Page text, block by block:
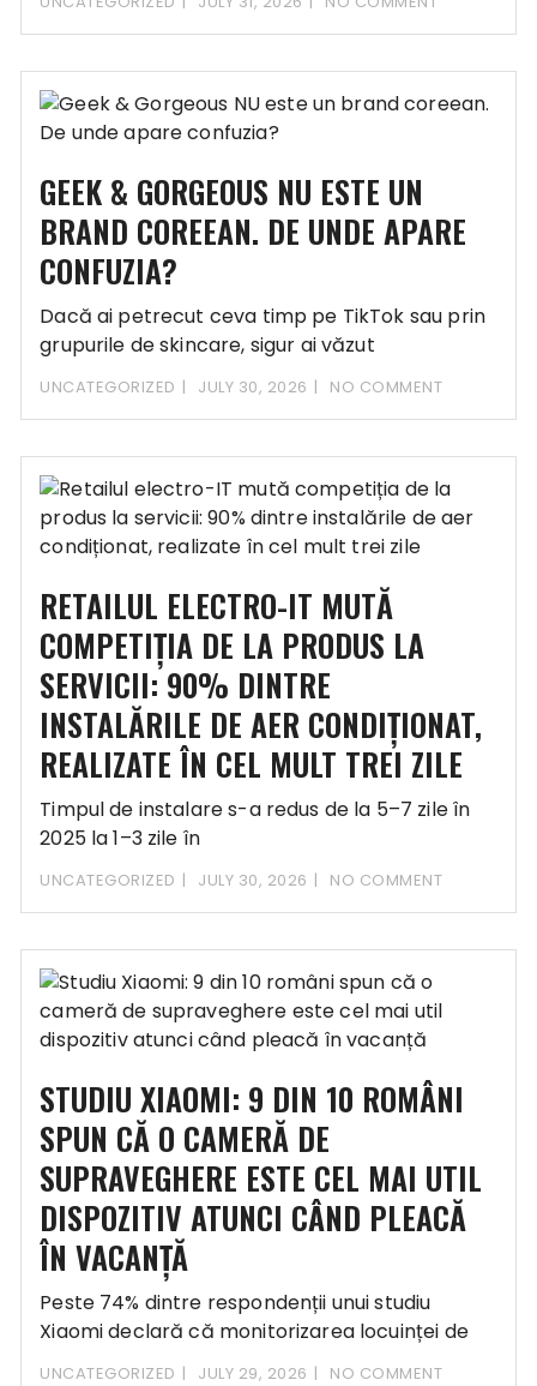
GEEK & GORGEOUS NU ESTE UN
BRAND COREEAN. DE UNDE APARE
CONFUZIA?
Dacă ai petrecut ceva timp pe TikTok sau prin
grupurile de skincare, sigur ai văzut
UNCATEGORIZED JULY 30, 2026 NO COMMENT
RETAILUL ELECTRO-IT MUTĂ
COMPETIȚIA DE LA PRODUS LA
SERVICII: 90% DINTRE
INSTALĂRILE DE AER CONDIȚIONAT,
REALIZATE ÎN CEL MULT TREI ZILE
Timpul de instalare s-a redus de la 5–7 zile în
2025 la 1–3 zile în
UNCATEGORIZED JULY 30, 2026 NO COMMENT
STUDIU XIAOMI: 9 DIN 10 ROMÂNI
SPUN CĂ O CAMERĂ DE
SUPRAVEGHERE ESTE CEL MAI UTIL
DISPOZITIV ATUNCI CÂND PLEACĂ
ÎN VACANȚĂ
Peste 74% dintre respondenții unui studiu
Xiaomi declară că monitorizarea locuinței de
pe telefon este
UNCATEGORIZED JULY 29, 2026 NO COMMENT